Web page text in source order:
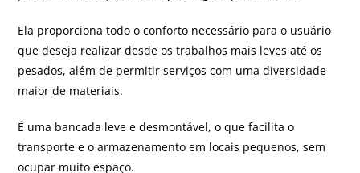
Ela proporciona todo o conforto necessário para o usuário
que deseja realizar desde os trabalhos mais leves até os
pesados, além de permitir serviços com uma diversidade
maior de materiais.
É uma bancada leve e desmontável, o que facilita o
transporte e o armazenamento em locais pequenos, sem
ocupar muito espaço.